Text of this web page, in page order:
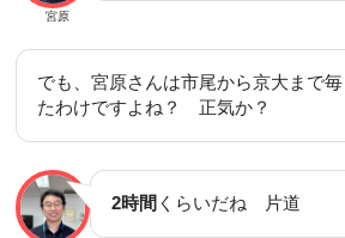
宮原
でも、宮原さんは市尾から京大まで
たわけですよね？ 正気か？
2時間 くらいだね 片道